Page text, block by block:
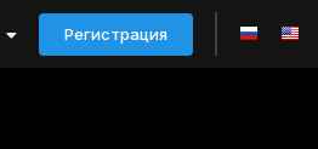
Регистрация